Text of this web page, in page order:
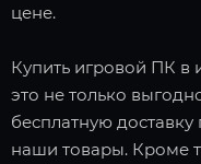
цене.
Купить игровой ПК в
это не только
бесплатную
наши товары. Кроме